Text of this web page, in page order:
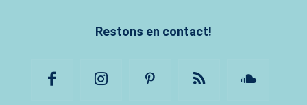
Restons en contact!